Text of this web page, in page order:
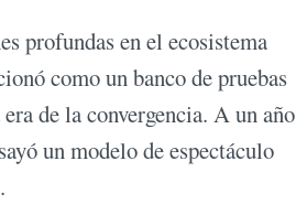
profundas en el ecosistema
como un banco de pruebas
de la convergencia. A un año
un modelo de espectáculo